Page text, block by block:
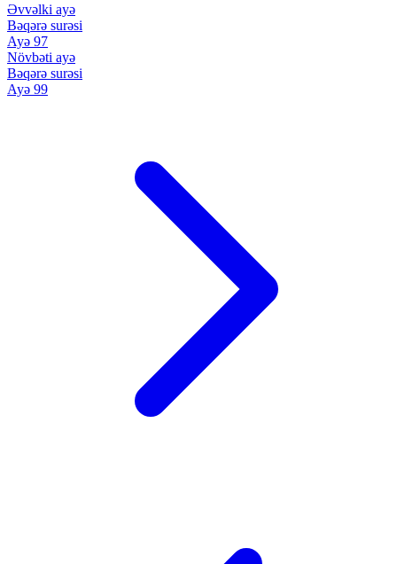
Əvvəlki ayə
Bəqərə surəsi
Ayə 97
Növbəti ayə
Bəqərə surəsi
Ayə 99